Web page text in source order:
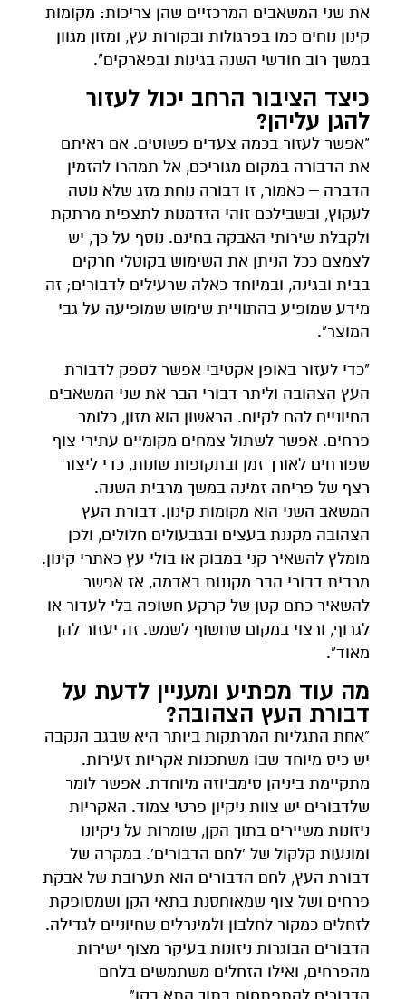
את שני המשאבים המרכזיים שהן צריכות: מקומות
קינון נוחים כמו בפרגולות ובקורות עץ, ומזון מגוון
במשך רוב חודשי השנה בגינות ובפארקים".
כיצד הציבור הרחב יכול לעזור
להגן עליהן?
"אפשר לעזור בכמה צעדים פשוטים. אם ראיתם
את הדבורה במקום מגוריכם, אל תמהרו להזמין
הדברה – כאמור, זו דבורה נוחת מזג שלא נוטה
לעקוץ, ובשבילכם זוהי הזדמנות לתצפית מרתקת
ולקבלת שירותי האבקה בחינם. נוסף על כך, יש
לצמצם ככל הניתן את השימוש בקוטלי חרקים
בבית ובגינה, ובמיוחד כאלה שרעילים לדבורים; זה
מידע שמופיע בהתוויית שימוש שמופיעה על גבי
המוצר".
"כדי לעזור באופן אקטיבי אפשר לספק לדבורת
העץ הצהובה וליתר דבורי הבר את שני המשאבים
החיוניים להם לקיום. הראשון הוא מזון, כלומר
פרחים. אפשר לשתול צמחים מקומיים עתירי צוף
שפורחים לאורך זמן ובתקופות שונות, כדי ליצור
רצף של פריחה זמינה במשך מרבית השנה.
המשאב השני הוא מקומות קינון. דבורת העץ
הצהובה מקננת בעצים ובגבעולים חלולים, ולכן
מומלץ להשאיר קני במבוק או בולי עץ כאתרי קינון.
מרבית דבורי הבר מקננות באדמה, אז אפשר
להשאיר כתם קטן של קרקע חשופה בלי לעדור או
לגרוף, ורצוי במקום שחשוף לשמש. זה יעזור להן
מאוד".
מה עוד מפתיע ומעניין לדעת על
דבורת העץ הצהובה?
"אחת התגליות המרתקות ביותר היא שבגב הנקבה
יש כיס מיוחד שבו משתכנות אקריות זעירות.
מתקיימת ביניהן סימביוזה מיוחדת. אפשר לומר
שלדבורים יש צוות ניקיון פרטי צמוד. האקריות
ניזונות משיירים בתוך הקן, שומרות על ניקיונו
ומונעות קלקול של 'לחם הדבורים'. במקרה של
דבורת העץ, לחם הדבורים הוא תערובת של אבקת
פרחים ושל צוף שמאוחסנת בתאי הקן ושמסופקת
לזחלים כמקור לחלבון ולמינרלים שחיוניים לגדילה.
הדבורים הבוגרות ניזונות בעיקר מצוף ישירות
מהפרחים, ואילו הזחלים משתמשים בלחם